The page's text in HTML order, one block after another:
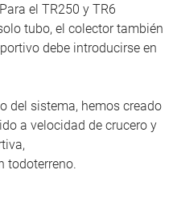
el TR250 y TR6
tubo, el colector también
debe introducirse en
del sistema, hemos creado
a velocidad de crucero y
todoterreno.